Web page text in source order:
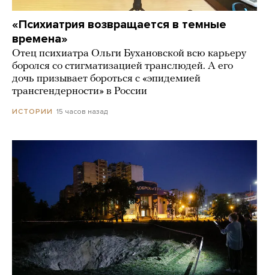
«Психиатрия возвращается в темные
времена»
Отец психиатра Ольги Бухановской всю карьеру
боролся со стигматизацией транслюдей. А его
дочь призывает бороться с «эпидемией
трансгендерности» в России
ИСТОРИИ 15 часов назад